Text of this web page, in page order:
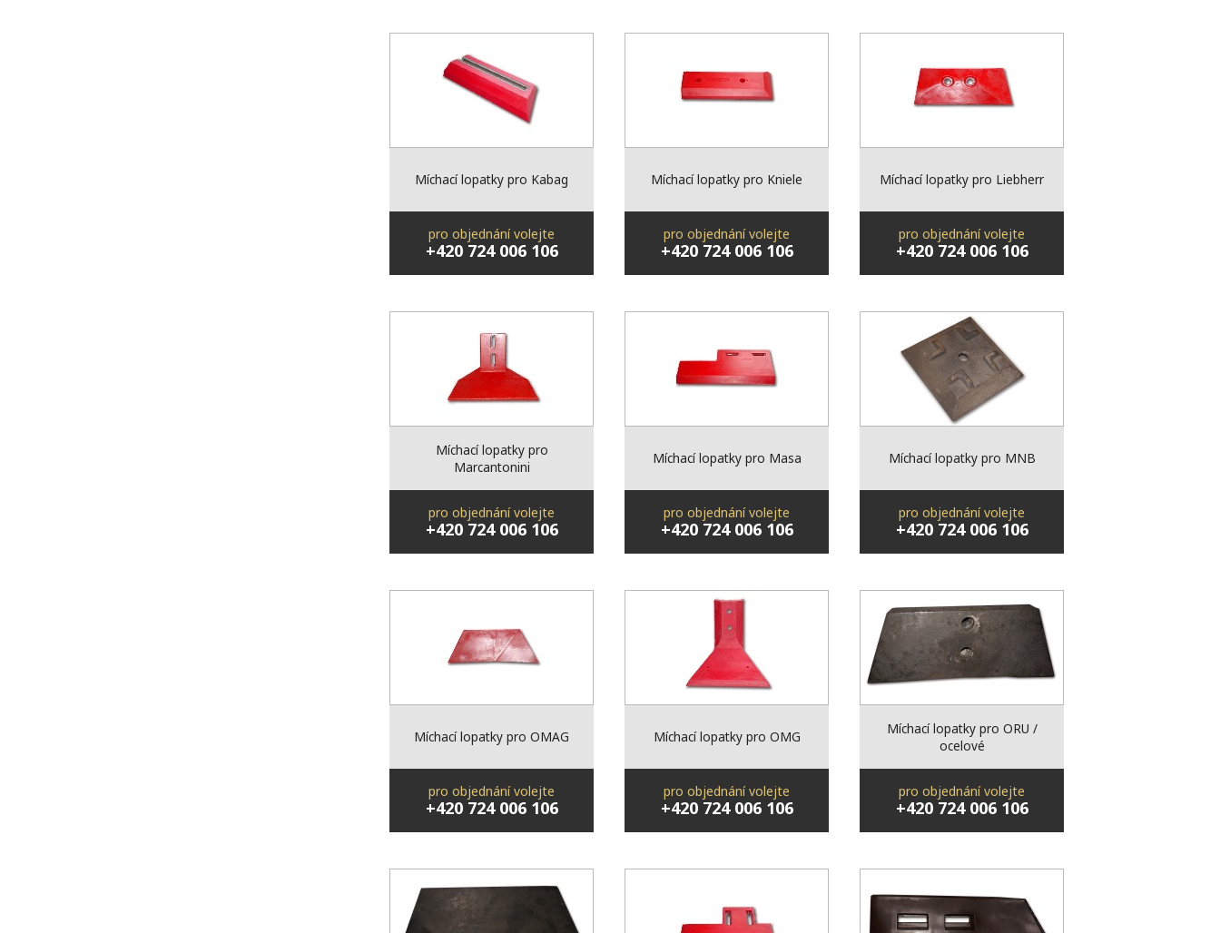
Míchací lopatky pro Kabag
pro objednání volejte
+420 724 006 106
Míchací lopatky pro Kniele
pro objednání volejte
+420 724 006 106
Míchací lopatky pro Liebherr
pro objednání volejte
+420 724 006 106
Míchací lopatky pro
Marcantonini
pro objednání volejte
+420 724 006 106
Míchací lopatky pro Masa
pro objednání volejte
+420 724 006 106
Míchací lopatky pro MNB
pro objednání volejte
+420 724 006 106
Míchací lopatky pro OMAG
pro objednání volejte
+420 724 006 106
Míchací lopatky pro OMG
pro objednání volejte
+420 724 006 106
Míchací lopatky pro ORU /
ocelové
pro objednání volejte
+420 724 006 106